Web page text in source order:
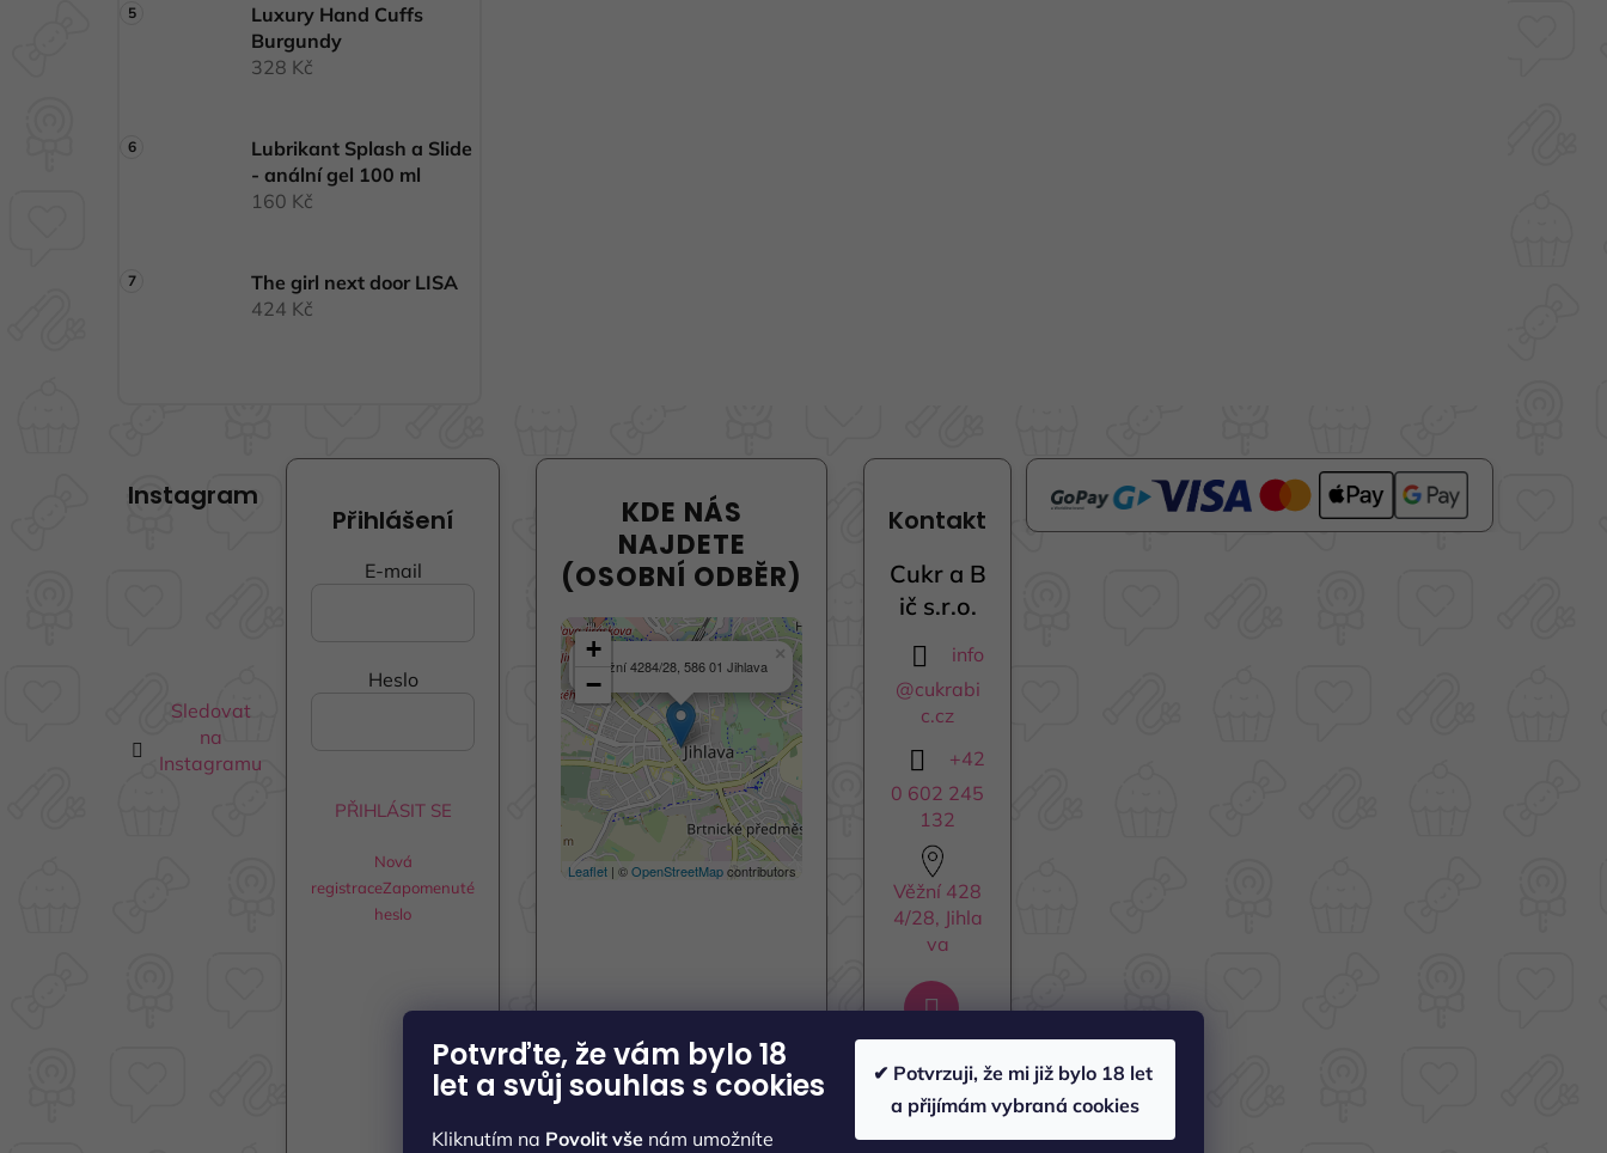
Potvrďte, že vám bylo 18
let a svůj souhlas s cookies
Kliknutím na Povolit vše nám umožníte
✔ Potvrzuji, že mi již bylo 18 let
a přijímám vybraná cookies
Luxury Hand Cuffs
Burgundy
328 Kč
Lubrikant Splash a Slide
- anální gel 100 ml
160 Kč
The girl next door LISA
424 Kč
Instagram
Sledovat
na
Instagramu
Přihlášení
E-mail
Heslo
PŘIHLÁSIT SE
Nová
registraceZapomenuté
heslo
KDE NÁS
NAJDETE
(OSOBNÍ ODBĚR)
Věžní 4284/28, 586 01 Jihlava
×
+
−
Leaflet | ©OpenStreetMapcontributors
Kontakt
Cukr a B
ič s.r.o.
info
@cukrabi
c.cz
+42
0 602 245
132
Věžní 428
4/28, Jihla
va